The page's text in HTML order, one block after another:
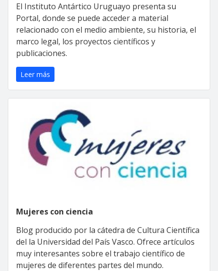
El Instituto Antártico Uruguayo presenta su
Portal, donde se puede acceder a material
relacionado con el medio ambiente, su historia, el
marco legal, los proyectos científicos y
publicaciones.
Leer más
Mujeres con ciencia
Blog producido por la cátedra de Cultura Científica
del la Universidad del País Vasco. Ofrece artículos
muy interesantes sobre el trabajo científico de
mujeres de diferentes partes del mundo.